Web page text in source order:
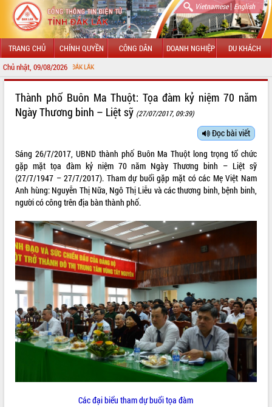
Vietnamese| English
TRANG CHỦ CHÍNH QUYỀN CÔNG DÂN DOANH NGHIỆP DU KHÁCH
Chủ nhật, 09/08/2026
LÃNH ĐẠO UBND TỈNH
SỞ, BAN, NGÀNH
UBND CÁC XÃ, PHƯỜNG
HỆ THỐNG VĂN BẢN
VĂN BẢN HĐND TỈNH
ĐIỂM TIN VĂN BẢN
QUY HOẠCH - KẾ HOẠCH
Thành phố Buôn Ma Thuột: Tọa đàm kỷ niệm 70 năm
Ngày Thương binh – Liệt sỹ (27/07/2017, 09:39)
Đọc bài viết
Sáng 26/7/2017, UBND thành phố Buôn Ma Thuột long trọng tổ chức
gặp mặt tọa đàm kỷ niệm 70 năm Ngày Thương binh – Liệt sỹ
(27/7/1947 – 27/7/2017). Tham dự buổi gặp mặt có các Mẹ Việt Nam
Anh hùng: Nguyễn Thị Nữa, Ngô Thị Liễu và các thương binh, bệnh binh,
người có công trên địa bàn thành phố.
Các đại biểu tham dự buổi tọa đàm